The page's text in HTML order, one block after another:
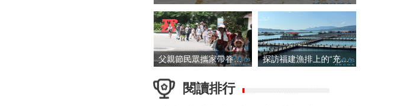
父親節民眾攜家帶眷出遊 探訪福建漁排上的“充電寶”
閱讀排行